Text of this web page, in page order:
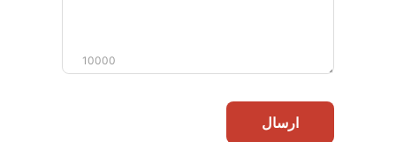
10000
ارسال